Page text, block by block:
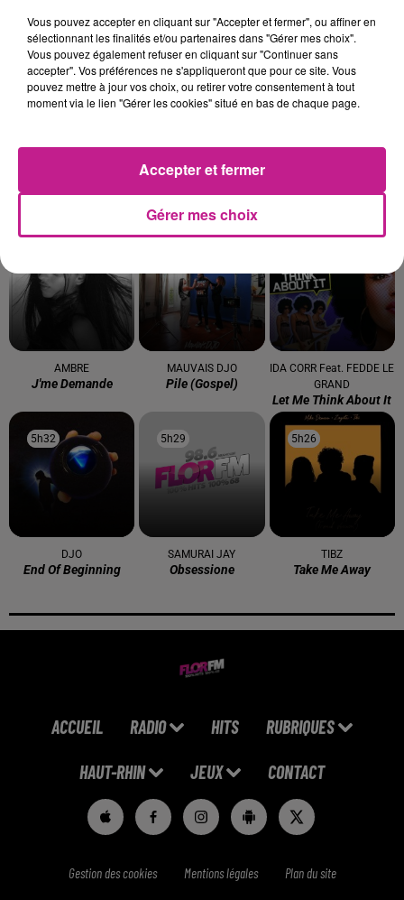
TITRES DIFFUSÉS
5h50
5h50
GIMS
5h46
5h46
MAROON 5
Girls Like You
5h43
5h43
KLAAN
AMBRE
J'me Demande
MAUVAIS DJO
Pile (gospel)
IDA CORR Feat. FEDDE LE
GRAND
Let Me Think About It
5h32
5h32
DJO
End Of Beginning
5h29
5h29
SAMURAI JAY
Obsessione
5h26
5h26
TIBZ
Take Me Away
ACCUEIL RADIO HITS RUBRIQUES
HAUT-RHIN JEUX CONTACT
Gestion des cookies Mentions légales Plan du site
Vous pouvez accepter en cliquant sur "Accepter et fermer", ou affiner en
sélectionnant les finalités et/ou partenaires dans "Gérer mes choix".
Vous pouvez également refuser en cliquant sur "Continuer sans
accepter". Vos préférences ne s'appliqueront que pour ce site. Vous
pouvez mettre à jour vos choix, ou retirer votre consentement à tout
moment via le lien "Gérer les cookies" situé en bas de chaque page.
Gérer mes choix
Accepter et fermer